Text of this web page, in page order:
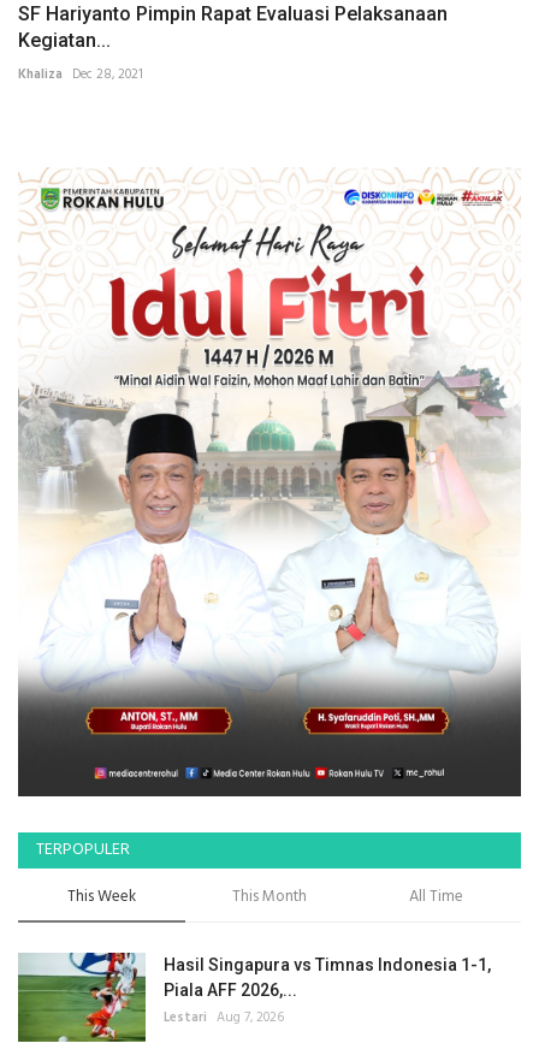
SF Hariyanto Pimpin Rapat Evaluasi Pelaksanaan
Kegiatan...
Khaliza Dec 28, 2021
TERPOPULER
This Week This Month All Time
Hasil Singapura vs Timnas Indonesia 1-1,
Piala AFF 2026,...
Lestari Aug 7, 2026